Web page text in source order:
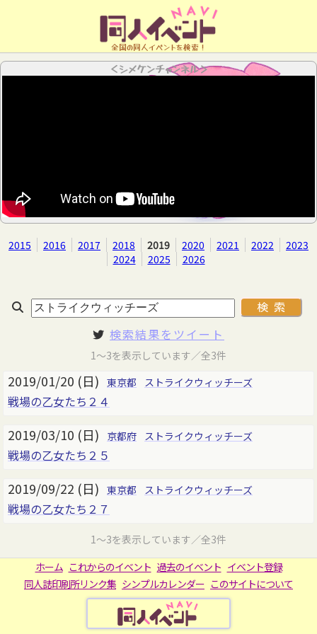
全国の同人イベントを検索！
＜シメケンチャンネル＞
2015 2016 2017 2018 2019 2020 2021 2022
2023
2024
2025 2026
検索結果をツイート
1～3を表示しています／全3件
2019/01/20 (日) 東京都 ストライクウィッチーズ
戦場の乙女たち２４
2019/03/10 (日) 京都府 ストライクウィッチーズ
戦場の乙女たち２５
2019/09/22 (日) 東京都 ストライクウィッチーズ
戦場の乙女たち２７
1～3を表示しています／全3件
ホーム これからのイベント 過去のイベント イベント登録
同人誌印刷所リンク集 シンプルカレンダー このサイトについて